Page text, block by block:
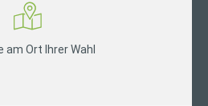
am Ort Ihrer Wahl